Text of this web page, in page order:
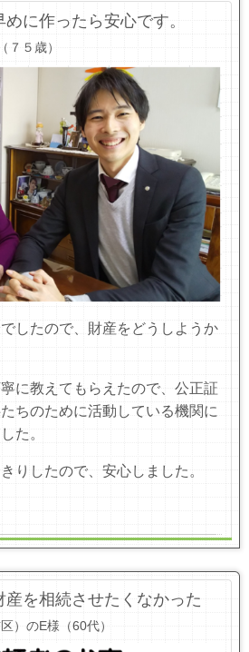
に作ったら安心です。
７５歳）
したので、財産をどうしようか
に教えてもらえたので、公正証
ちのために活動している機関に
た。
りしたので、安心しました。
産を相続させたくなかった
）のE様（60代）